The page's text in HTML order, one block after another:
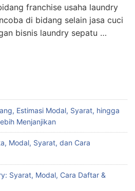
franchise usaha laundry
di bidang selain jasa cuci
bisnis laundry sepatu …
Estimasi Modal, Syarat, hingga
Menjanjikan
Modal, Syarat, dan Cara
Syarat, Modal, Cara Daftar &